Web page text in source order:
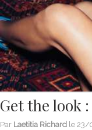
Get the look
Par Laetitia Richard le 23/